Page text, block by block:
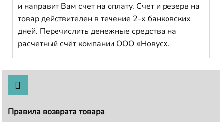
и направит Вам счет на оплату. Счет и резерв на
товар действителен в течение 2-х банковских
дней. Перечислить денежные средства на
расчетный счёт компании ООО «Новус».
Правила возврата товара